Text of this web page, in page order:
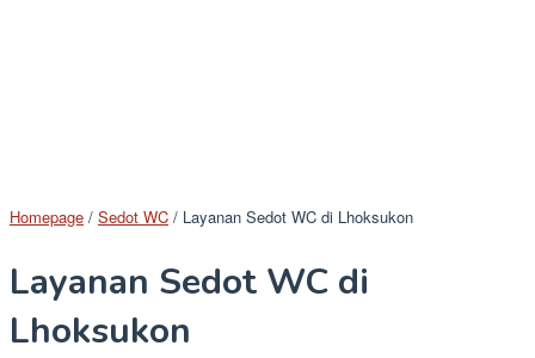
Homepage / Sedot WC / Layanan Sedot WC di Lhoksukon
Layanan Sedot WC di
Lhoksukon